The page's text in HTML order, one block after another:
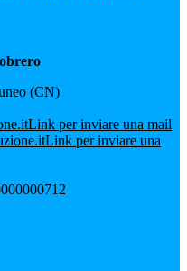
(CN)
Link per inviare una mail
Link per inviare una